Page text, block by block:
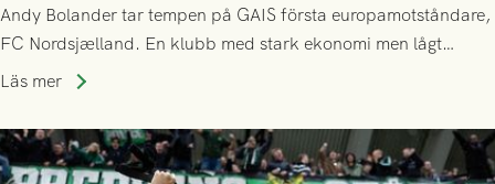
Andy Bolander tar tempen på GAIS första europamotståndare,
FC Nordsjælland. En klubb med stark ekonomi men lågt
publiksnitt, ett lag med både kollektiv styrka och individuell
Läs mer